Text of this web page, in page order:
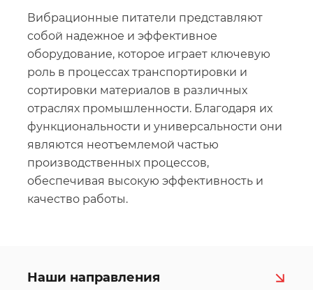
Вибрационные питатели представляют
собой надежное и эффективное
оборудование, которое играет ключевую
роль в процессах транспортировки и
сортировки материалов в различных
отраслях промышленности. Благодаря их
функциональности и универсальности они
являются неотъемлемой частью
производственных процессов,
обеспечивая высокую эффективность и
качество работы.
Наши направления